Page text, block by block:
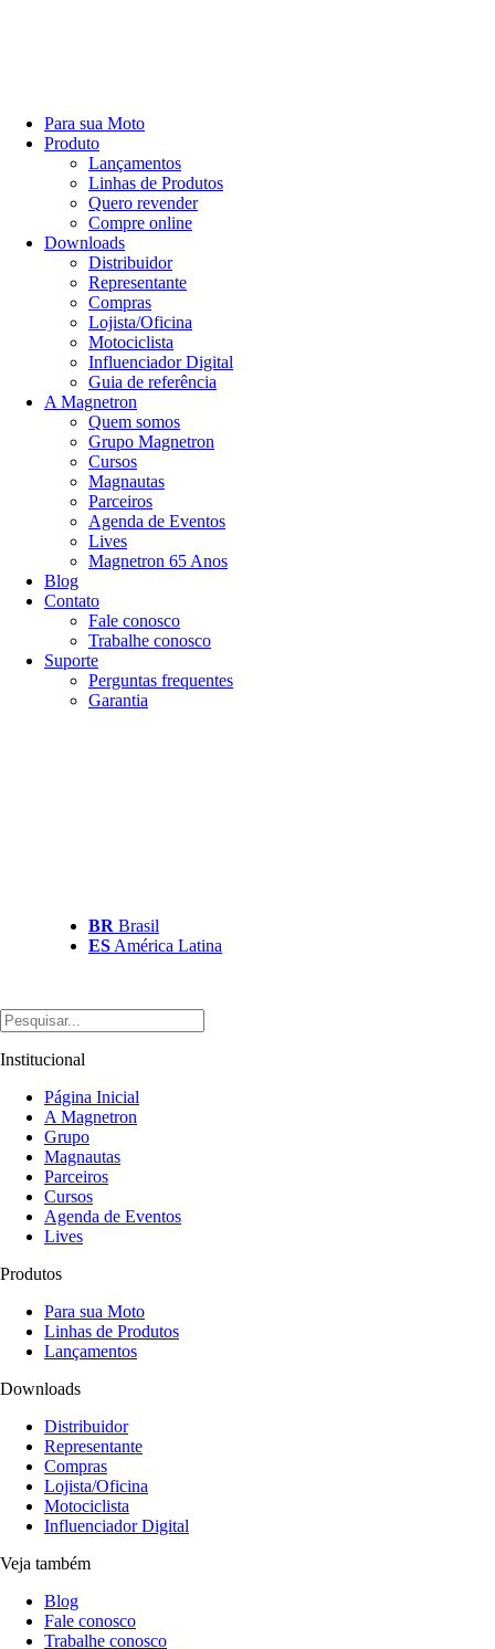
Para sua Moto
Produto
Lançamentos
Linhas de Produtos
Quero revender
Compre online
Downloads
Distribuidor
Representante
Compras
Lojista/Oficina
Motociclista
Influenciador Digital
Guia de referência
A Magnetron
Quem somos
Grupo Magnetron
Cursos
Magnautas
Parceiros
Agenda de Eventos
Lives
Magnetron 65 Anos
Blog
Contato
Fale conosco
Trabalhe conosco
Suporte
Perguntas frequentes
Garantia
BR Brasil
ES América Latina
Institucional
Página Inicial
A Magnetron
Grupo
Magnautas
Parceiros
Cursos
Agenda de Eventos
Lives
Produtos
Para sua Moto
Linhas de Produtos
Lançamentos
Downloads
Distribuidor
Representante
Compras
Lojista/Oficina
Motociclista
Influenciador Digital
Veja também
Blog
Fale conosco
Trabalhe conosco